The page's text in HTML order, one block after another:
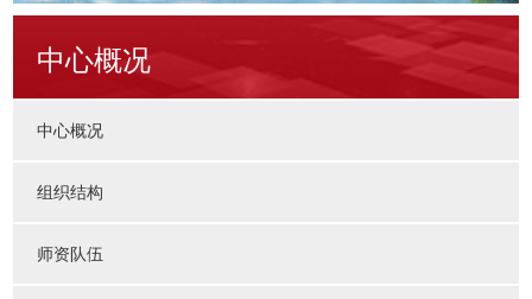
中心概况
中心概况
组织结构
师资队伍